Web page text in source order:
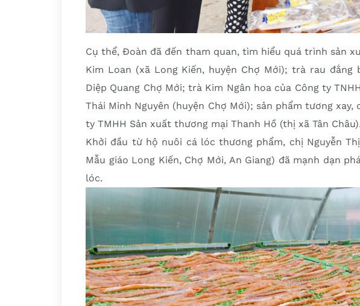
Cụ thể, Đoàn đã đến tham quan, tìm hiểu quá trình sản
Kim Loan (xã Long Kiến, huyện Chợ Mới); trà rau đắng
Diệp Quang Chợ Mới; trà Kim Ngân hoa của Công ty
Thái Minh Nguyên (huyện Chợ Mới); sản phẩm tương
ty TMHH Sản xuất thương mại Thanh Hồ (thị xã Tân
Khởi đầu từ hộ nuôi cá lóc thương phẩm, chị Nguyễn
Mẫu giáo Long Kiến, Chợ Mới, An Giang) đã mạnh dạn
lóc.